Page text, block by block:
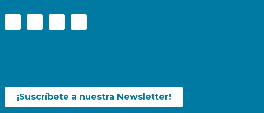
¡Suscríbete a nuestra Newsletter!